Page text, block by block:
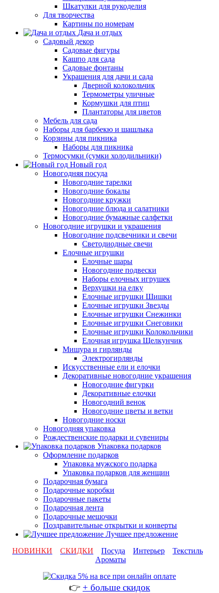
Шкатулки для рукоделия
Для творчества
Картины по номерам
Дача и отдых
Садовый декор
Садовые фигуры
Кашпо для сада
Садовые фонтаны
Украшения для дачи и сада
Дверной колокольчик
Термометры уличные
Кормушки для птиц
Плантаторы для цветов
Мебель для сада
Наборы для барбекю и шашлыка
Корзины для пикника
Наборы для пикника
Термосумки (сумки холодильники)
Новый год
Новогодняя посуда
Новогодние тарелки
Новогодние бокалы
Новогодние кружки
Новогодние блюда и салатники
Новогодние бумажные салфетки
Новогодние игрушки и украшения
Новогодние подсвечники и свечи
Светодиодные свечи
Елочные игрушки
Елочные шары
Новогодние подвески
Наборы елочных игрушек
Верхушки на елку
Елочные игрушки Шишки
Елочные игрушки Звезды
Елочные игрушки Снежинки
Елочные игрушки Снеговики
Елочные игрушки Колокольчики
Елочная игрушка Щелкунчик
Мишура и гирлянды
Электрогирлянды
Искусственные ели и елочки
Декоративные новогодние украшения
Новогодние фигурки
Декоративные елочки
Новогодний венок
Новогодние цветы и ветки
Новогодние носки
Новогодняя упаковка
Рождественские подарки и сувениры
Упаковка подарков
Оформление подарков
Упаковка мужского подарка
Упаковка подарков для женщин
Подарочная бумага
Подарочные коробки
Подарочные пакеты
Подарочная лента
Подарочные мешочки
Поздравительные открытки и конверты
Лучшее предложение
НОВИНКИ
СКИДКИ Посуда Интерьер
Текстиль
Ароматы
👉 + больше скидок